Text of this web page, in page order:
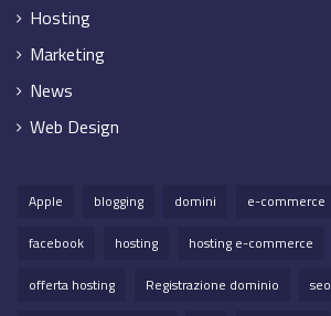
Hosting
Marketing
News
Web Design
Apple blogging domini e-commerce
facebook
hosting hosting e-commerce
offerta hosting
Registrazione dominio seo